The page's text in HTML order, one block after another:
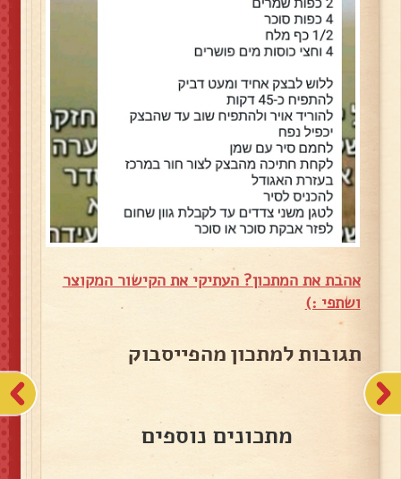
אהבת את המתכון? העתיקי את הקישור המקוצר
ושתפי :)
תגובות למתכון מהפייסבוק
מתכונים נוספים